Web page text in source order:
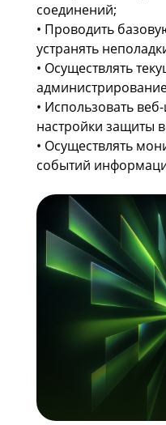
соединений;
• Проводить
устранять
• Осуществлять
администрирование
• Использовать
настройки защиты
• Осуществлять
событий